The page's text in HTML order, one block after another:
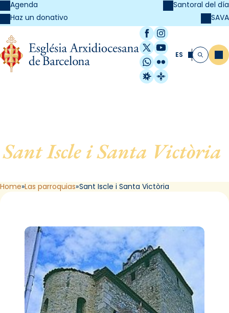
Agenda
Haz un donativo
Santoral del día
SAVA
Facebook
Instagram
X / Twitter
YouTube
WhatsApp
Flickr
Radio Estel
Catalunya
ES Buscar
Sant Iscle i Santa Victòria
Home Las parroquias Sant Iscle i Santa Victòria